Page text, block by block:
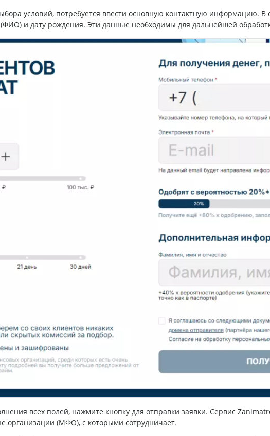
условий, потребуется ввести основную контактную информацию.
и дату рождения. Эти данные необходимы для дальнейшей
всех полей, нажмите кнопку для отправки заявки. Сервис
организации (МФО), с которыми сотрудничает.